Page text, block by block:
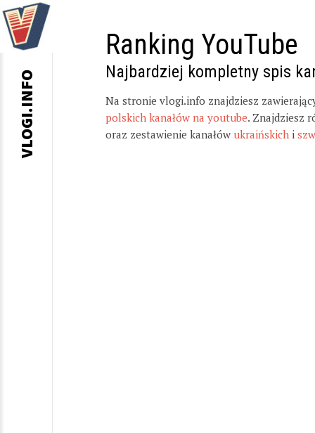
Ranking YouTube
Najbardziej kompletny spis
Na stronie vlogi.info znajdziesz
polskich kanałów na youtube. Znajdziesz
oraz zestawienie kanałów ukraińskich i
VLOGI.INFO